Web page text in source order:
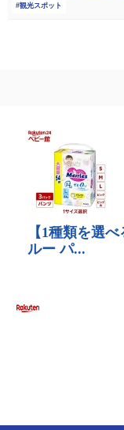
観光スポット